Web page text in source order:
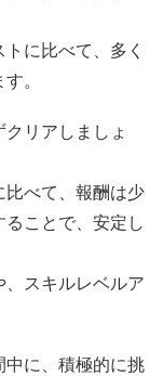
に比べて、多く
。
リアしましょ
比べて、報酬は少
ことで、安定し
、スキルレベルア
中に、積極的に挑